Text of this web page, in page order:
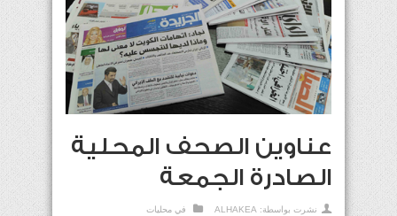
عناوين الصحف المحلية
الصادرة الجمعة
نشرت بواسطة: ALHAKEA في محليات